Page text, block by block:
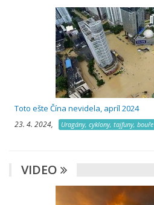
Toto ešte Čína nevidela, apríl 2024
23. 4. 2024, Uragány, cyklony, tajfuny, bouře
VIDEO